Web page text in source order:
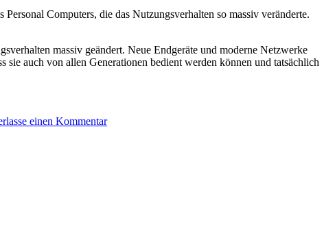
Computers, die das Nutzungsverhalten so massiv veränderte.
massiv geändert. Neue Endgeräte und moderne Netzwerke
auch von allen Generationen bedient werden können und tatsächlich
einen Kommentar